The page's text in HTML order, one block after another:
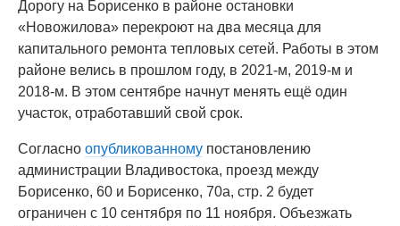
Дорогу на Борисенко в районе остановки
«Новожилова» перекроют на два месяца для
капитального ремонта тепловых сетей. Работы в этом
районе велись в прошлом году, в 2021-м, 2019-м и
2018-м. В этом сентябре начнут менять ещё один
участок, отработавший свой срок.
Согласно опубликованному постановлению
администрации Владивостока, проезд между
Борисенко, 60 и Борисенко, 70а, стр. 2 будет
ограничен с 10 сентября по 11 ноября. Объезжать